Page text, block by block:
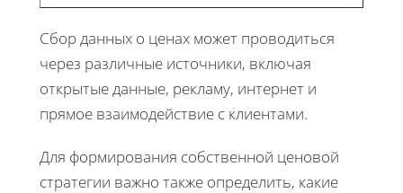
Сбор данных о ценах может проводиться
через различные источники, включая
открытые данные, рекламу, интернет и
прямое взаимодействие с клиентами.
Для формирования собственной ценовой
стратегии важно также определить, какие